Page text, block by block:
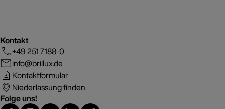
Kontakt
+49 251 7188-0
info@brillux.de
Kontaktformular
Niederlassung finden
Folge uns!